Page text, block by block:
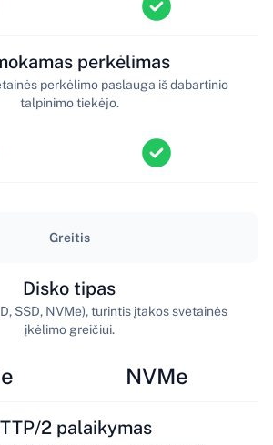
perkėlimas
perkėlimo paslauga iš dabartinio
talpinimo tiekėjo.
Greitis
Disko tipas
SSD, NVMe), turintis įtakos svetainės
įkėlimo greičiui.
NVMe
2 palaikymas